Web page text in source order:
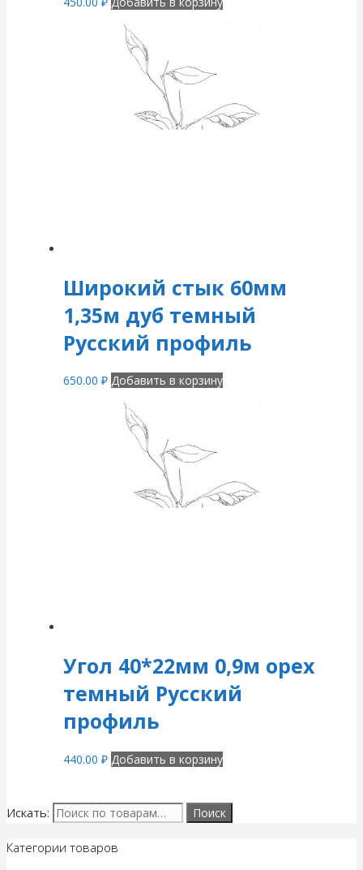
Широкий стык 60мм
1,35м дуб темный
Русский профиль
650.00 ₽ Добавить в корзину
Угол 40*22мм 0,9м орех
темный Русский
профиль
440.00 ₽ Добавить в корзину
Искать:
Категории товаров